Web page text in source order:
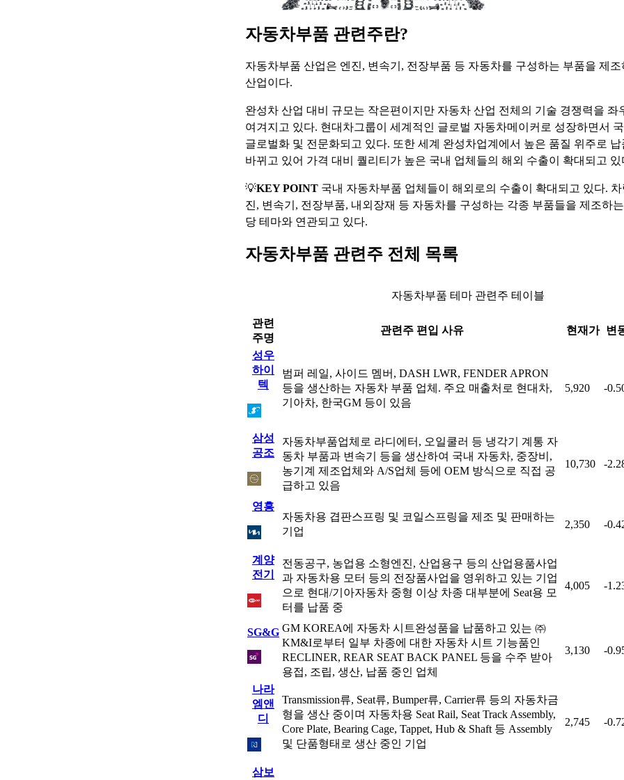
자동차부품 관련주란?
자동차부품 산업은 엔진, 변속기, 전장부품 등 자동차를 구성하는 부품을 제
산업이다.
완성차 산업 대비 규모는 작은편이지만 자동차 산업 전체의 기술 경쟁력을 좌
여겨지고 있다. 현대차그룹이 세계적인 글로벌 자동차메이커로 성장하면서
글로벌화 및 전문화되고 있다. 또한 세계 완성차업계에서 높은 품질 위주로
바뀌고 있어 가격 대비 퀄리티가 높은 국내 업체들의 해외 수출이 확대되고 있
💡KEY POINT 국내 자동차부품 업체들이 해외로의 수출이 확대되고 있다.
진, 변속기, 전장부품, 내외장재 등 자동차를 구성하는 각종 부품들을 제조하
당 테마와 연관되고 있다.
자동차부품 관련주 전체 목록
자동차부품 테마 관련주 테이블
관련
주명
관련주 편입 사유 현재가 변
성우
하이
텍
범퍼 레일, 사이드 멤버, DASH LWR, FENDER APRON
등을 생산하는 자동차 부품 업체. 주요 매출처로 현대차,
기아차, 한국GM 등이 있음
5,920 -
삼성
공조
자동차부품업체로 라디에터, 오일쿨러 등 냉각기 계통 자
동차 부품과 변속기 등을 생산하여 국내 자동차, 중장비,
농기계 제조업체와 A/S업체 등에 OEM 방식으로 직접 공
급하고 있음
10,730 -
영흥
자동차용 겹판스프링 및 코일스프링을 제조 및 판매하는
기업
2,350 -
계양
전기
전동공구, 농업용 소형엔진, 산업용구 등의 산업용품사업
과 자동차용 모터 등의 전장품사업을 영위하고 있는 기업
으로 현대/기아자동차 중형 이상 차종 대부분에 Seat용 모
터를 납품 중
4,005 -
SG&G GM KOREA에 자동차 시트완성품을 납품하고 있는 ㈜
KM&I로부터 일부 차종에 대한 자동차 시트 기능품인
RECLINER, REAR SEAT BACK PANEL 등을 수주 받아
용접, 조립, 생산, 납품 중인 업체
3,130 -
나라
엠앤
디
Transmission류, Seat류, Bumper류, Carrier류 등의 자동차금
형을 생산 중이며 자동차용 Seat Rail, Seat Track Assembly,
Core Plate, Bearing Cage, Tappet, Hub & Shaft 등 Assembly
및 단품형태로 생산 중인 기업
2,745 -
삼보